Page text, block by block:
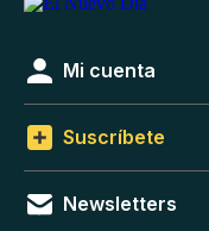
Mi cuenta
Suscríbete
Newsletters